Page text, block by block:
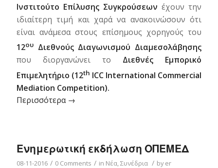
Ινστιτούτο Επίλυσης Συγκρούσεων έχουν την
ιδιαίτερη τιμή και χαρά να ανακοινώσουν ότι
είναι ανάμεσα στους επίσημους χορηγούς του
12ουΔιεθνούς Διαγωνισμού Διαμεσολάβησης
που διοργανώνει το Διεθνές Εμπορικό
Επιμελητήριο (12th ICC International Commercial
Mediation Competition).
Περισσότερα→
Ενημερωτική εκδήλωση ΟΠΕΜΕΔ
08-11-2016 / 0 Comments / in Νέα,Συνέδρια / byer